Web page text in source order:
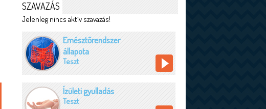
SZAVAZÁS
Jelenleg nincs aktív szavazás!
Emésztőrendszer
állapota
Teszt
Ízületi gyulladás
Teszt